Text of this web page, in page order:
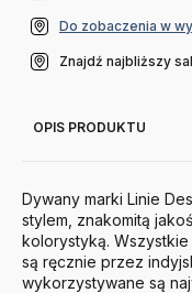
Do zobaczenia w
Znajdź najbliższy
OPIS PRODUKTU
Dywany marki Linie
stylem, znakomitą
kolorystyką.
są ręcznie przez
wykorzystywane są